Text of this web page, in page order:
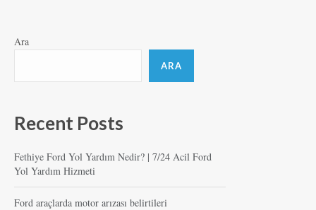
Ara
ARA
Recent Posts
Fethiye Ford Yol Yardım Nedir? | 7/24 Acil Ford
Yol Yardım Hizmeti
Ford araçlarda motor arızası belirtileri